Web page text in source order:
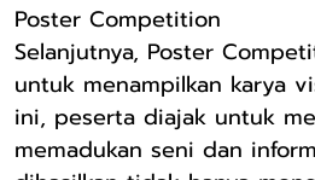
Poster Competition
Selanjutnya, Poster
untuk menampilkan karya
ini, peserta diajak untuk
memadukan seni dan